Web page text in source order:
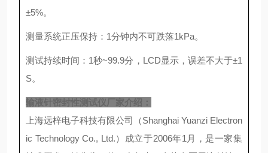
±5%。
测量系统正压保持：1分钟内不可跌落1kPa。
测试持续时间：1秒~99.9分，LCD显示，误差不大于±1
S。
输液针密封性测试仪厂家介绍：
上海远梓电子科技有限公司（Shanghai Yuanzi Electron
ic Technology Co., Ltd.）成立于2006年1月，是一家集